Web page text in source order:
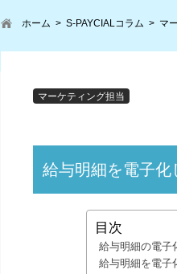
ホーム S-PAYCIALコラム マ
マーケティング担当
給与明細を電子化
目次
給与明細の電子
給与明細を電子